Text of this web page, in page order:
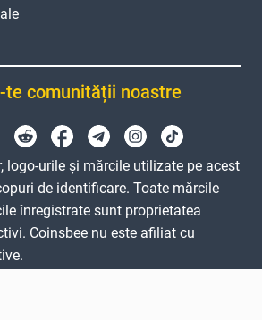
te comunității noastre
logo-urile și mărcile utilizate pe acest
de identificare. Toate mărcile
înregistrate sunt proprietatea
Coinsbee nu este afiliat cu